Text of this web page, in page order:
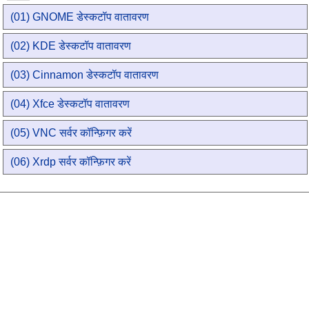
(01) GNOME डेस्कटॉप वातावरण
(02) KDE डेस्कटॉप वातावरण
(03) Cinnamon डेस्कटॉप वातावरण
(04) Xfce डेस्कटॉप वातावरण
(05) VNC सर्वर कॉन्फ़िगर करें
(06) Xrdp सर्वर कॉन्फ़िगर करें